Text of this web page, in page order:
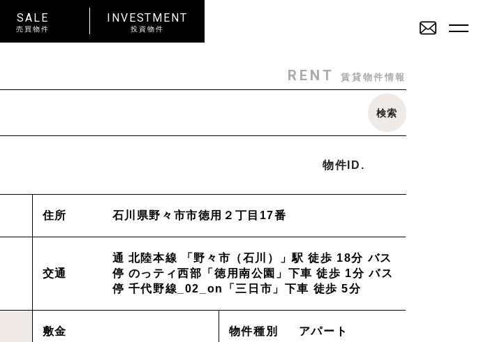
INVESTMENT
投資物件一覧
About us _私たちについて Staff _スタッフ
賃貸オーナー様へ 物件を売りたい方へ
賃貸物件一覧
トランクルーム
ワンルーム 1K 1DK 1LDK 2K/2DK/2LDK 3K/3DK/3LDK
以上
金沢市全域 金沢市中心部 南部(野々市方面) 北部(東金沢方面)
中部(金沢駅/県庁方面)
東部(金沢大学方面)
西部(西金沢/西インター) その他
野々市市 白山市 能美市 小松市 かほく市 河北郡
売買物件一覧
SALE
売買物件
INVESTMENT
投資物件
RENT 賃貸物件情報
検索
物件ID.
住所 石川県野々市市徳用２丁目17番
交通
通 北陸本線 「野々市（⽯川）」駅 徒歩 18分 バス
停 のっティ⻄部「徳⽤南公園」下⾞ 徒歩 1分 バス
停 千代野線_02_on「三⽇市」下⾞ 徒歩 5分
敷金 物件種別 アパート